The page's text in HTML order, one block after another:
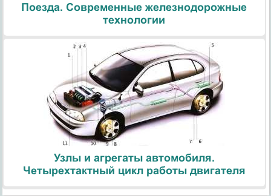
Поезда. Современные железнодорожные
технологии
Узлы и агрегаты автомобиля.
Четырехтактный цикл работы двигателя